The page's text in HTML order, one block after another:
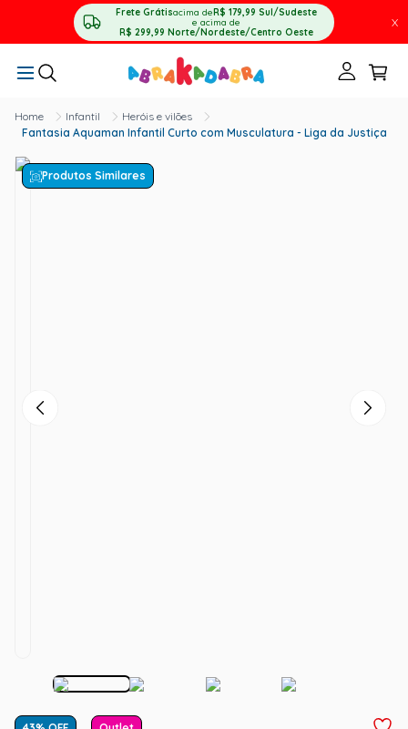
Frete Grátisacima deR$ 179,99 Sul/Sudeste
e acima de
R$ 299,99 Norte/Nordeste/Centro Oeste
X
Infantil
Heróis e vilões
Fantasia Aquaman Infantil Curto com Musculatura - Liga da Justiça
Produtos Similares